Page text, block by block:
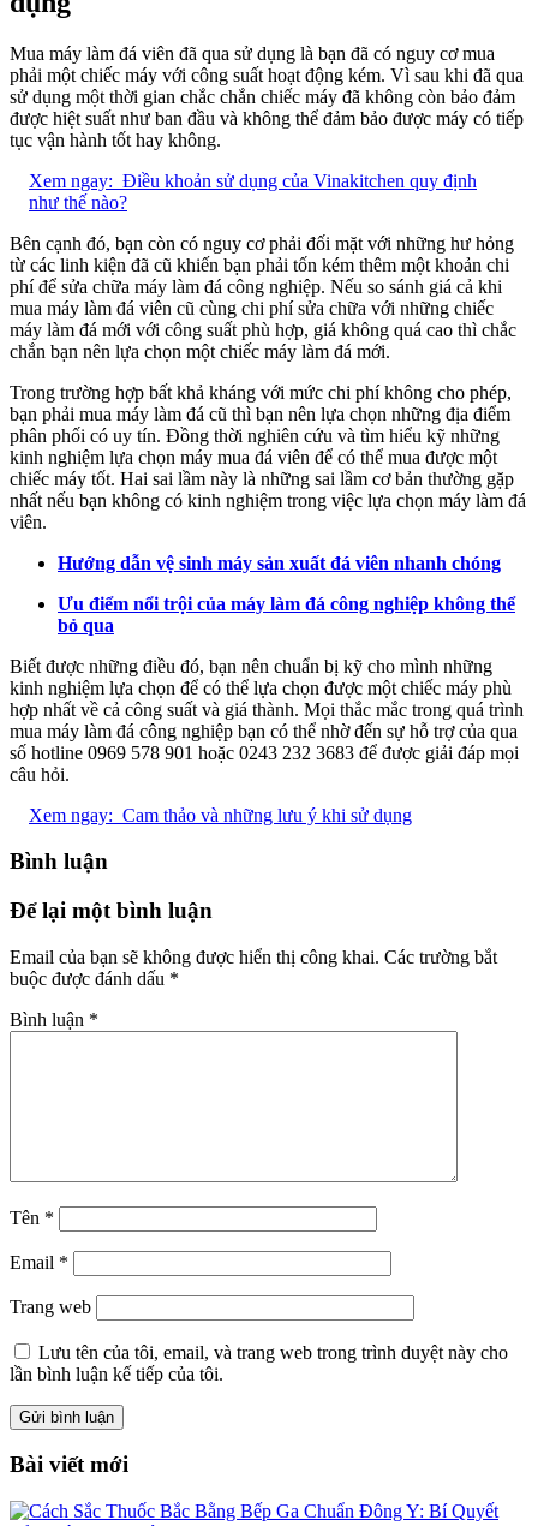
Mua máy làm đá viên đã qua sử dụng là bạn đã có nguy cơ mua
phải một chiếc máy với công suất hoạt động kém. Vì sau khi đã qua
sử dụng một thời gian chắc chắn chiếc máy đã không còn bảo đảm
được hiệt suất như ban đầu và không thể đảm bảo được máy có tiếp
tục vận hành tốt hay không.
Xem ngay: Điều khoản sử dụng của Vinakitchen quy định
như thế nào?
Bên cạnh đó, bạn còn có nguy cơ phải đối mặt với những hư hỏng
từ các linh kiện đã cũ khiến bạn phải tốn kém thêm một khoản chi
phí để sửa chữa máy làm đá công nghiệp. Nếu so sánh giá cả khi
mua máy làm đá viên cũ cùng chi phí sửa chữa với những chiếc
máy làm đá mới với công suất phù hợp, giá không quá cao thì chắc
chắn bạn nên lựa chọn một chiếc máy làm đá mới.
Trong trường hợp bất khả kháng với mức chi phí không cho phép,
bạn phải mua máy làm đá cũ thì bạn nên lựa chọn những địa điểm
phân phối có uy tín. Đồng thời nghiên cứu và tìm hiểu kỹ những
kinh nghiệm lựa chọn máy mua đá viên để có thể mua được một
chiếc máy tốt. Hai sai lầm này là những sai lầm cơ bản thường gặp
nhất nếu bạn không có kinh nghiệm trong việc lựa chọn máy làm đá
viên.
Hướng dẫn vệ sinh máy sản xuất đá viên nhanh chóng
Ưu điểm nổi trội của máy làm đá công nghiệp không thể
bỏ qua
Biết được những điều đó, bạn nên chuẩn bị kỹ cho mình những
kinh nghiệm lựa chọn để có thể lựa chọn được một chiếc máy phù
hợp nhất về cả công suất và giá thành. Mọi thắc mắc trong quá trình
mua máy làm đá công nghiệp bạn có thể nhờ đến sự hỗ trợ của qua
số hotline 0969 578 901 hoặc 0243 232 3683 để được giải đáp mọi
câu hỏi.
Xem ngay: Cam thảo và những lưu ý khi sử dụng
Bình luận
Để lại một bình luận
Email của bạn sẽ không được hiển thị công khai. Các trường bắt
buộc được đánh dấu *
Bình luận *
Tên *
Email *
Trang web
Lưu tên của tôi, email, và trang web trong trình duyệt này cho
lần bình luận kế tiếp của tôi.
Bài viết mới